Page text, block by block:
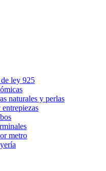
ley 925
naturales y perlas
metro